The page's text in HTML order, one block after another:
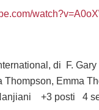
di F. Gary
Thompson, Emma
+3 posti 4